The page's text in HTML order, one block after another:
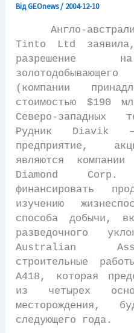
ВідGEOnews/ 2004-12-10
Англо-
Tinto Ltd
разрешение
(компании
стоимостью $190
Северо-западных
Рудник Diavik
предприятие,
являются
Diamond Corp.
финансировать
изучению
способа добычи,
разведочного
Australian
строительные
А418, которая
из четырех
месторождения,
следующего года.